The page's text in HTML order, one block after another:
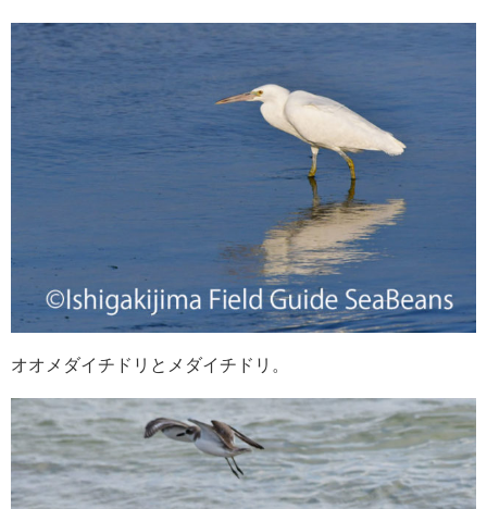
オオメダイチドリとメダイチドリ。